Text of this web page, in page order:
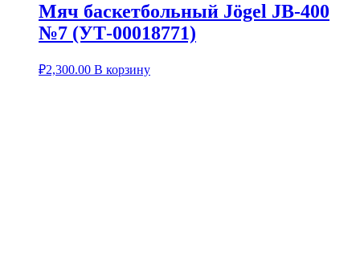
Мяч баскетбольный Jögel JB-400
№7 (УТ-00018771)
₽2,300.00 В корзину